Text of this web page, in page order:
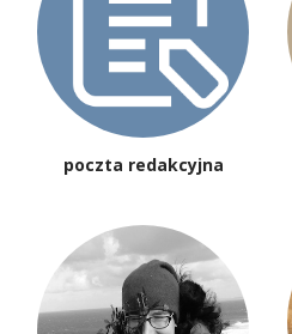
poczta redakcyjna